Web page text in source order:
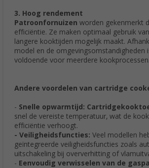
3. Hoog rendement
Patroonfornuizen worden gekenmerkt
efficiëntie. Ze maken optimaal gebruik
langere kooktijden mogelijk maakt.
model en de omgevingsomstandigheden
voldoende voor meerdere kookprocessen.
Andere voordelen van cartridge
- Snelle opwarmtijd:
snel de vereiste temperatuur, wat de
efficiëntie verhoogt.
- Veiligheidsfuncties: Veel modellen
geïntegreerde veiligheidsfuncties zoals
uitschakeling bij oververhitting of
- Eenvoudig verwisselen van de